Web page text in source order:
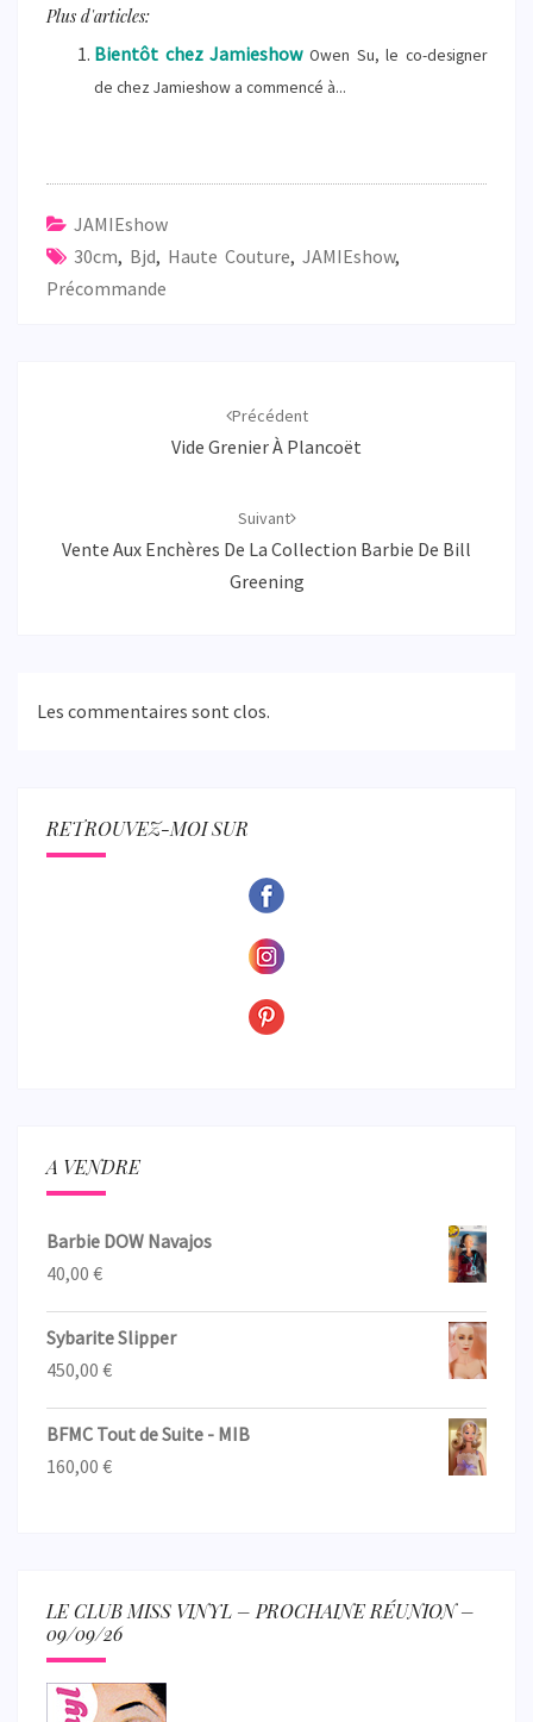
Plus d'articles:
Bientôt chez Jamieshow Owen Su, le co-designer
de chez Jamieshow a commencé à...
JAMIEshow
30cm, Bjd, Haute Couture, JAMIEshow,
Précommande
Précédent
Vide Grenier À Plancoët
Suivant
Vente Aux Enchères De La Collection Barbie De Bill
Greening
Les commentaires sont clos.
RETROUVEZ-MOI SUR
A VENDRE
Barbie DOW Navajos
40,00 €
Sybarite Slipper
450,00 €
BFMC Tout de Suite - MIB
160,00 €
LE CLUB MISS VINYL – PROCHAINE RÉUNION –
09/09/26